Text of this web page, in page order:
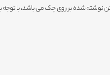
نوشته شده بر روی چک می باشد، با